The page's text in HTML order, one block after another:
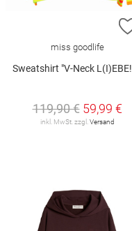
miss goodlife
Sweatshirt "V-Neck L(I)EBE! Glitter"
119,90 € 59,99 €
inkl. MwSt. zzgl.Versand